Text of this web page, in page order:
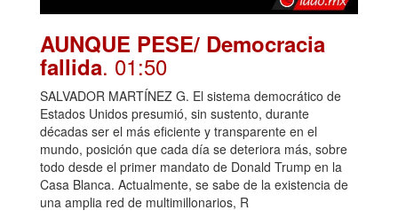
AUNQUE PESE/ Democracia
fallida. 01:50
SALVADOR MARTÍNEZ G. El sistema democrático de
Estados Unidos presumió, sin sustento, durante
décadas ser el más eficiente y transparente en el
mundo, posición que cada día se deteriora más, sobre
todo desde el primer mandato de Donald Trump en la
Casa Blanca. Actualmente, se sabe de la existencia de
una amplia red de multimillonarios, R